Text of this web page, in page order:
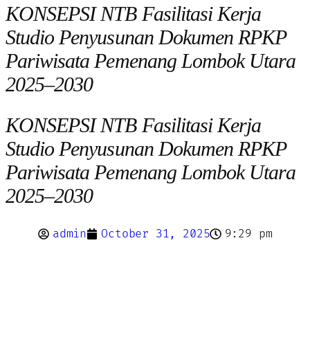
KONSEPSI NTB Fasilitasi Kerja
Studio Penyusunan Dokumen RPKP
Pariwisata Pemenang Lombok Utara
2025–2030
KONSEPSI NTB Fasilitasi Kerja
Studio Penyusunan Dokumen RPKP
Pariwisata Pemenang Lombok Utara
2025–2030
admin October 31, 2025 9:29 pm